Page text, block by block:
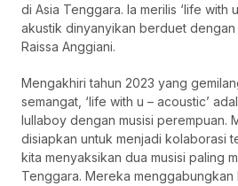
di Asia Tenggara. Ia merilis ‘life with
akustik dinyanyikan berduet
Raissa Anggiani.
Mengakhiri tahun 2023 yang
semangat, ‘life with u – acoustic’
lullaboy dengan musisi perempuan.
disiapkan untuk menjadi kolaborasi
kita menyaksikan dua musisi paling
Tenggara. Mereka menggabungkan